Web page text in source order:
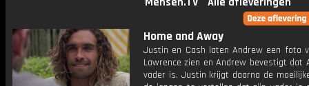
Home and Away
Justin en Cash laten Andrew een foto
Lawrence zien en Andrew bevestigt dat
vader is. Justin krijgt daarna de